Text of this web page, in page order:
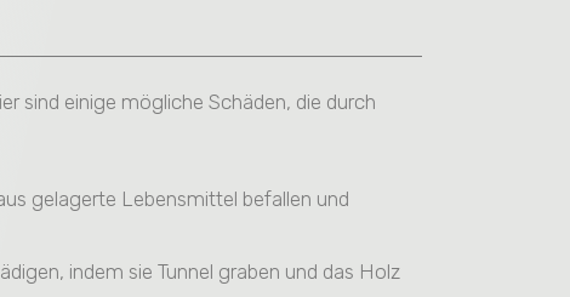
sind einige mögliche Schäden, die durch
gelagerte Lebensmittel befallen und
indem sie Tunnel graben und das Holz